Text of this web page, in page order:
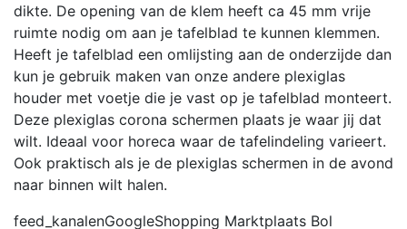
dikte. De opening van de klem heeft ca 45 mm vrije
ruimte nodig om aan je tafelblad te kunnen klemmen.
Heeft je tafelblad een omlijsting aan de onderzijde dan
kun je gebruik maken van onze andere plexiglas
houder met voetje die je vast op je tafelblad monteert.
Deze plexiglas corona schermen plaats je waar jij dat
wilt. Ideaal voor horeca waar de tafelindeling varieert.
Ook praktisch als je de plexiglas schermen in de avond
naar binnen wilt halen.
feed_kanalenGoogleShopping Marktplaats Bol